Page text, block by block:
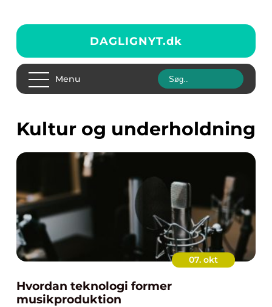
DAGLIGNYT.dk
Menu
Kultur og underholdning
07. okt
Hvordan teknologi former
musikproduktion